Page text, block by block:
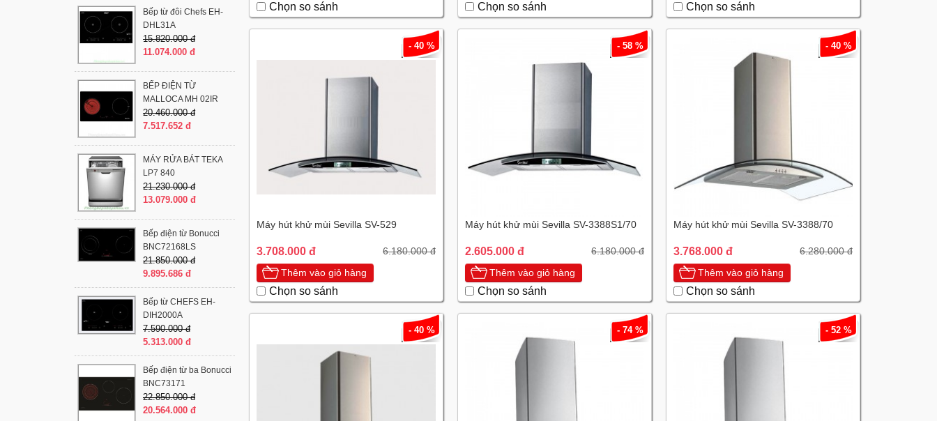
Chọn so sánh Chọn so sánh Chọn so sánh
- 40 %
Máy hút khử mùi Sevilla SV-529
3.708.000 đ 6.180.000 đ
Thêm vào giỏ hàng
Chọn so sánh
- 58 %
Máy hút khử mùi Sevilla SV-3388S1/70
2.605.000 đ 6.180.000 đ
Thêm vào giỏ hàng
Chọn so sánh
- 40 %
Máy hút khử mùi Sevilla SV-3388/70
3.768.000 đ 6.280.000 đ
Thêm vào giỏ hàng
Chọn so sánh
- 40 % - 74 % - 52 %
Bếp từ đôi Chefs EH-
DHL31A
15.820.000 đ
11.074.000 đ
BẾP ĐIỆN TỪ
MALLOCA MH 02IR
20.460.000 đ
7.517.652 đ
MÁY RỬA BÁT TEKA
LP7 840
21.230.000 đ
13.079.000 đ
Bếp điện từ Bonucci
BNC72168LS
21.850.000 đ
9.895.686 đ
Bếp từ CHEFS EH-
DIH2000A
7.590.000 đ
5.313.000 đ
Bếp điện từ ba Bonucci
BNC73171
22.850.000 đ
20.564.000 đ